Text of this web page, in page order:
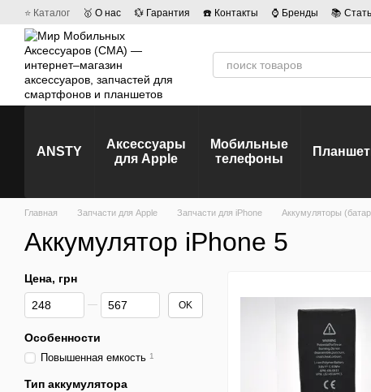
Перейти к основному контенту
⭐ Каталог 🥇 О нас 💱 Гарантия ☎️ Контакты ⌚ Бренды 📚
ANSTY
Аксессуары
для Apple
Мобильные
телефоны
Главная Запчасти для Apple Запчасти для iPhone Аккумуляторы
Аккумулятор iPhone 5
Цена, грн
От Цена, грн
До Цена, грн OK
Особенности
Повышенная емкость 1
Тип аккумулятора